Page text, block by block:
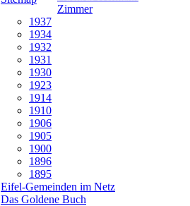
Zimmer
1937
1934
1932
1931
1930
1923
1914
1910
1906
1905
1900
1896
1895
Eifel-Gemeinden im Netz
Das Goldene Buch